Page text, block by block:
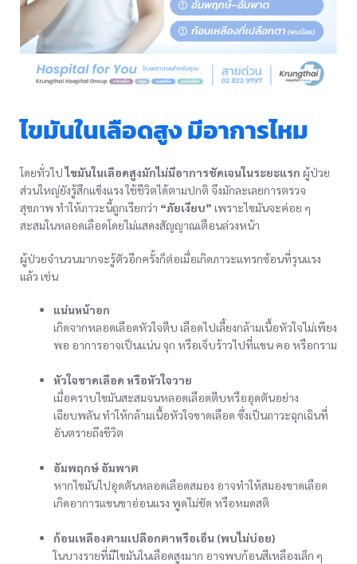
ไขมันในเลือดสูง มีอาการไหม
โดยทั่วไปไขมันในเลือดสูงมักไม่มีอาการชัดเจนในระยะแรก ผู้ป่วย
ส่วนใหญ่ยังรู้สึกแข็งแรง ใช้ชีวิตได้ตามปกติ จึงมักละเลยการตรวจ
สุขภาพ ทำให้ภาวะนี้ถูกเรียกว่า “ภัยเงียบ” เพราะไขมันจะค่อย ๆ
สะสมในหลอดเลือดโดยไม่แสดงสัญญาณเตือนล่วงหน้า
ผู้ป่วยจำนวนมากจะรู้ตัวอีกครั้งก็ต่อเมื่อเกิดภาวะแทรกซ้อนที่รุนแรง
แล้ว เช่น
แน่นหน้าอก
เกิดจากหลอดเลือดหัวใจตีบ เลือดไปเลี้ยงกล้ามเนื้อหัวใจไม่เพียง
พอ อาการอาจเป็นแน่น จุก หรือเจ็บร้าวไปที่แขน คอ หรือกราม
หัวใจขาดเลือด หรือหัวใจวาย
เมื่อคราบไขมันสะสมจนหลอดเลือดตีบหรืออุดตันอย่าง
เฉียบพลัน ทำให้กล้ามเนื้อหัวใจขาดเลือด ซึ่งเป็นภาวะฉุกเฉินที่
อันตรายถึงชีวิต
อัมพฤกษ์ อัมพาต
หากไขมันไปอุดตันหลอดเลือดสมอง อาจทำให้สมองขาดเลือด
เกิดอาการแขนขาอ่อนแรง พูดไม่ชัด หรือหมดสติ
ก้อนเหลืองตามเปลือกตาหรือเอ็น (พบไม่บ่อย)
ในบางรายที่มีไขมันในเลือดสูงมาก อาจพบก้อนสีเหลืองเล็ก ๆ